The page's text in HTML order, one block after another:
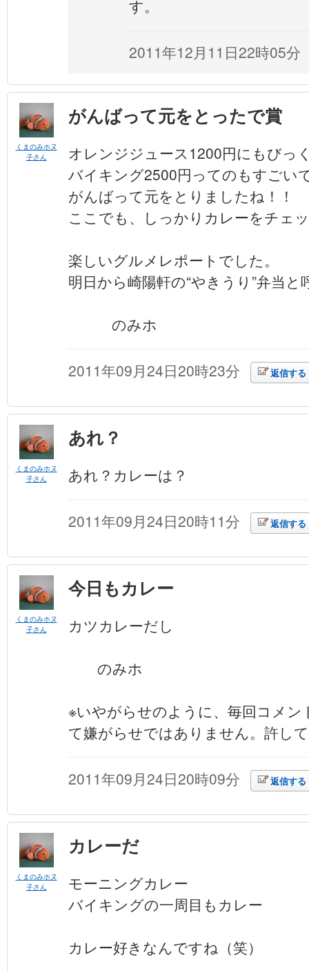
す。
2011年12月11日22時05分
くまのみホヌ
子さん
がんばって元をとったで賞
オレンジジュース1200円にもびっ
バイキング2500円ってのもすごい
がんばって元をとりましたね！！
ここでも、しっかりカレーをチェ
楽しいグルメレポートでした。
明日から崎陽軒の“やきうり”弁当
のみホ
2011年09月24日20時23分 返信する
くまのみホヌ
子さん
あれ？
あれ？カレーは？
2011年09月24日20時11分 返信する
くまのみホヌ
子さん
今日もカレー
カツカレーだし
のみホ
※いやがらせのように、毎回コメ
て嫌がらせではありません。許し
2011年09月24日20時09分 返信する
くまのみホヌ
子さん
カレーだ
モーニングカレー
バイキングの一周目もカレー
カレー好きなんですね（笑）